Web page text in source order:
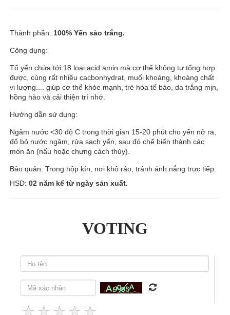
Thành phần: 100% Yến sào trắng.
Công dụng:
Tổ yến chứa tới 18 loại acid amin mà cơ thể không tự tổng hợp
được, cùng rất nhiều cacbonhydrat, muối khoáng, khoáng chất
vi lượng.... giúp cơ thể khỏe mạnh, trẻ hóa tế bào, da trắng mịn,
hồng hào và cải thiện trí nhớ.
Hướng dẫn sử dụng:
Ngâm nước <30 độ C trong thời gian 15-20 phút cho yến nở ra,
đổ bỏ nước ngâm, rửa sạch yến, sau đó chế biến thành các
món ăn (nấu hoặc chưng cách thủy).
Bảo quản: Trong hộp kín, nơi khô ráo, tránh ánh nắng trực tiếp.
HSD: 02 năm kể từ ngày sản xuất.
VOTING